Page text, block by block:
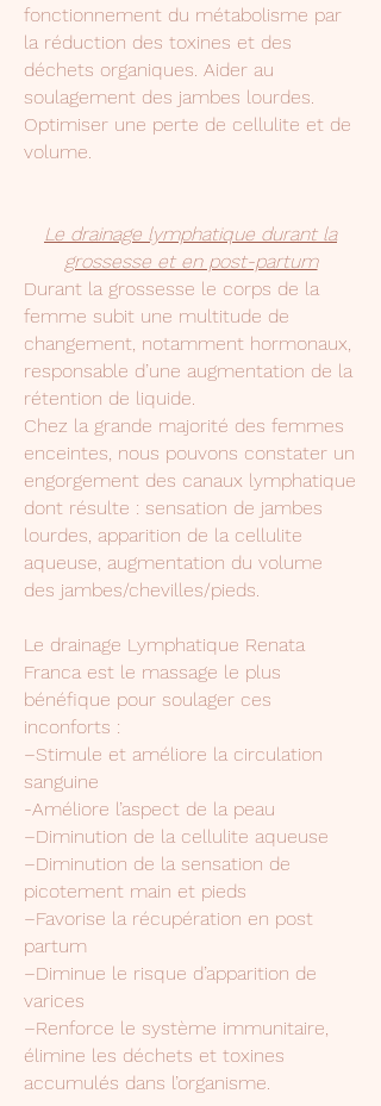
fonctionnement du métabolisme par
la réduction des toxines et des
déchets organiques. Aider au
soulagement des jambes lourdes.
Optimiser une perte de cellulite et de
volume.
Le drainage lymphatique durant la
grossesse et en post-partum
Durant la grossesse le corps de la
femme subit une multitude de
changement, notamment hormonaux,
responsable d’une augmentation de la
rétention de liquide.
Chez la grande majorité des femmes
enceintes, nous pouvons constater un
engorgement des canaux lymphatique
dont résulte : sensation de jambes
lourdes, apparition de la cellulite
aqueuse, augmentation du volume
des jambes/chevilles/pieds.
Le drainage Lymphatique Renata
Franca est le massage le plus
bénéfique pour soulager ces
inconforts :
–Stimule et améliore la circulation
sanguine
-Améliore l’aspect de la peau
–Diminution de la cellulite aqueuse
–Diminution de la sensation de
picotement main et pieds
–Favorise la récupération en post
partum
–Diminue le risque d’apparition de
varices
–Renforce le système immunitaire,
élimine les déchets et toxines
accumulés dans l’organisme.